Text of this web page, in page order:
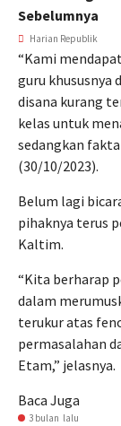
Sebelumnya
Harian Republik
“Kami
guru khususnya
disana kurang
kelas untuk
sedangkan
(30/10/2023).
Belum lagi
pihaknya terus
Kaltim.
“Kita berharap
dalam
terukur atas
permasalahan
Etam,” jelasnya.
Baca Juga
3 bulan lalu